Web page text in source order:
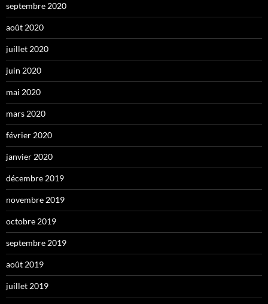
septembre 2020
août 2020
juillet 2020
juin 2020
mai 2020
mars 2020
février 2020
janvier 2020
décembre 2019
novembre 2019
octobre 2019
septembre 2019
août 2019
juillet 2019